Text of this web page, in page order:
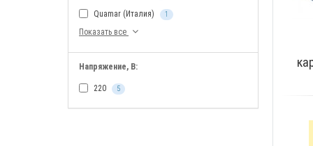
Quamar (Италия) 1
Показать все
Напряжение, В:
220 5